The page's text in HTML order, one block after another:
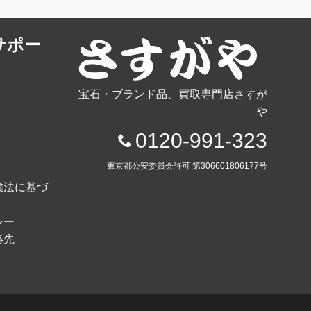
ポー
法に基づ
ー
先
宝石・ブランド品、買取専門店さすが
や
0120-991-323
東京都公安委員会許可 第306601806177号